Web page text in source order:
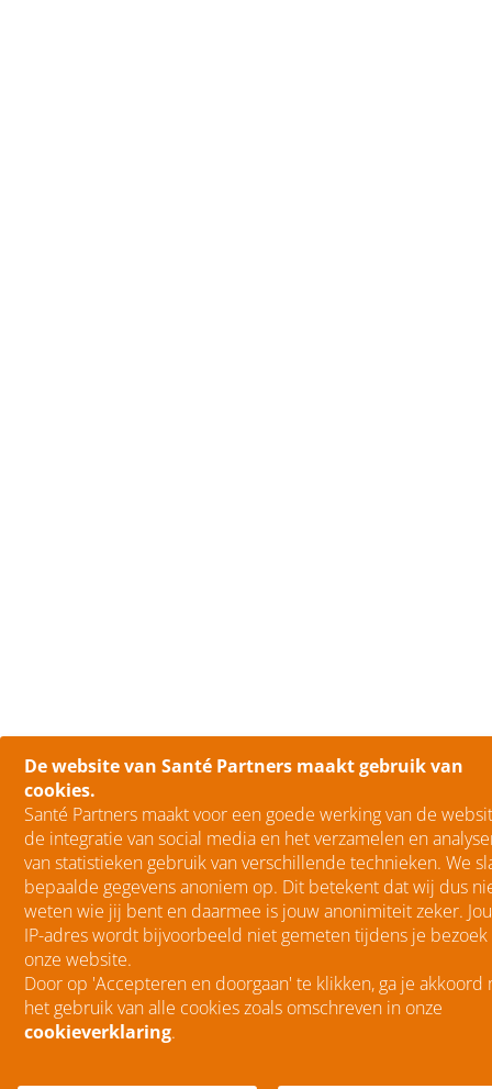
De website van Santé Partners maakt gebruik van
cookies.
Santé Partners maakt voor een goede werking van de
de integratie van social media en het verzamelen en
van statistieken gebruik van verschillende technieken. We
bepaalde gegevens anoniem op. Dit betekent dat wij dus
weten wie jij bent en daarmee is jouw anonimiteit zeker.
IP-adres wordt bijvoorbeeld niet gemeten tijdens je bezoek
onze website.
Door op 'Accepteren en doorgaan' te klikken, ga je akkoord
het gebruik van alle cookies zoals omschreven in onze
cookieverklaring.
Menu